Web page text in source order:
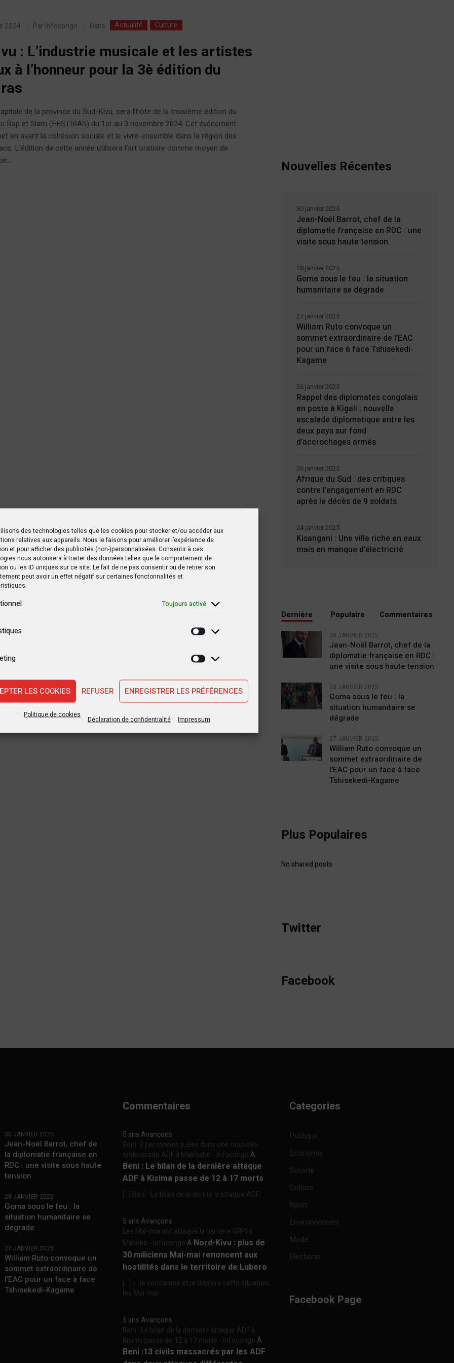
des technologies telles que les cookies pour stocker et/ou accéder aux
relatives aux appareils. Nous le faisons pour améliorer l’expérience de
et pour afficher des publicités (non-)personnalisées. Consentir à ces
nous autorisera à traiter des données telles que le comportement de
ou les ID uniques sur ce site. Le fait de ne pas consentir ou de retirer son
peut avoir un effet négatif sur certaines fonctonnalités et
Toujours activé
Statistiques
Marketing
LES COOKIES REFUSER ENREGISTRER LES PRÉFÉRENCES
Politique de cookies
Déclaration de confidentialité Impressum
2024 Par Infocongo Dans Actualité Culture
: L’industrie musicale et les artistes
à l’honneur pour la 3è édition du
de la province du Sud-Kivu, sera l’hôte de la troisième édition du
Rap et Slam (FESTIRAS) du 1er au 3 novembre 2024. Cet événement
en avant la cohésion sociale et le vivre-ensemble dans la région des
L’édition de cette année utilisera l’art oratoire comme moyen de
Nouvelles Récentes
Jean-Noël Barrot, chef de la
diplomatie française en RDC : une
visite sous haute tension
30 janvier 2025
Goma sous le feu : la situation
humanitaire se dégrade
28 janvier 2025
William Ruto convoque un
sommet extraordinaire de l’EAC
pour un face à face Tshisekedi-
Kagame
27 janvier 2025
Rappel des diplomates congolais
en poste à Kigali : nouvelle
escalade diplomatique entre les
deux pays sur fond
d’accrochages armés
26 janvier 2025
Afrique du Sud : des critiques
contre l’engagement en RDC
après le décès de 9 soldats
26 janvier 2025
Kisangani : Une ville riche en eaux
mais en manque d’électricité
24 janvier 2025
Dernière Populaire Commentaires
30 JANVIER 2025
Jean-Noël Barrot, chef de la
diplomatie française en RDC :
une visite sous haute tension
28 JANVIER 2025
Goma sous le feu : la
situation humanitaire se
dégrade
27 JANVIER 2025
William Ruto convoque un
sommet extraordinaire de
l’EAC pour un face à face
Tshisekedi-Kagame
Plus Populaires
No shared posts
Twitter
Facebook
30 JANVIER 2025
Jean-Noël Barrot, chef de
la diplomatie française en
RDC : une visite sous haute
tension
28 JANVIER 2025
Goma sous le feu : la
situation humanitaire se
dégrade
27 JANVIER 2025
William Ruto convoque un
sommet extraordinaire de
l’EAC pour un face à face
Tshisekedi-Kagame
Commentaires
5 ans Avançons
Beni :3 personnes tuées dans une nouvelle
embuscade ADF à Makisabo - InfocongoÀ
Beni : Le bilan de la dernière attaque
ADF à Kisima passe de 12 à 17 morts
[…] Beni : Le bilan de la dernière attaque ADF...
5 ans Avançons
Les Mai-mai ont attaqué la barrière GRPI à
Makeke - InfocongoÀ Nord-Kivu : plus de
30 miliciens Mai-mai renoncent aux
hostilités dans le territoire de Lubero
[…] « Je condamne et je déplore cette situation,
les Mai-mai...
5 ans Avançons
Beni : Le bilan de la dernière attaque ADF à
Kisima passe de 12 à 17 morts - InfocongoÀ
Beni :13 civils massacrés par les ADF
Categories
Politique
Economie
Société
Culture
Sport
Environnement
Mode
Elections
Facebook Page